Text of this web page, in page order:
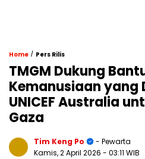
Home / Pers Rilis
TMGM Dukung
Kemanusiaan yang
UNICEF Australia
Gaza
Tim Keng Po
- Pewarta
Kamis, 2 April 2026 - 03:11 WIB